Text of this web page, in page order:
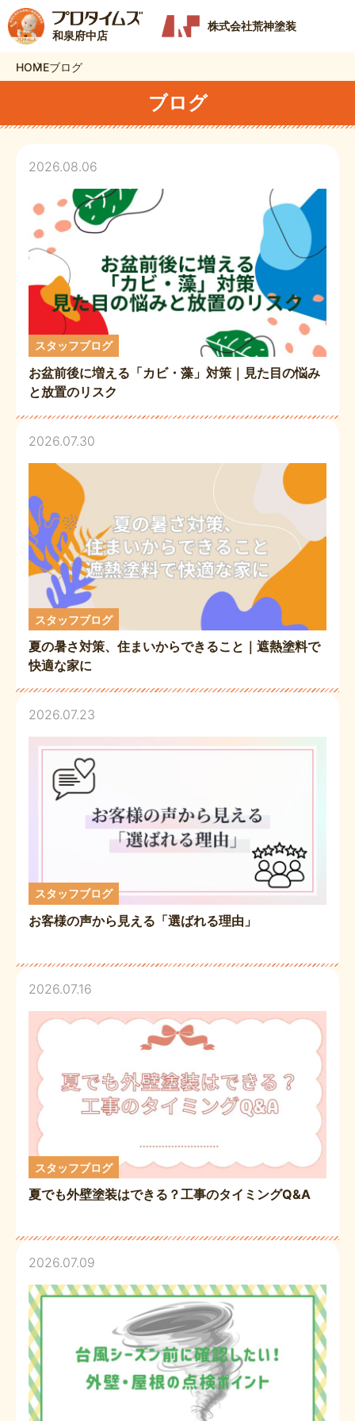
和泉府中店
株式会社荒神塗装
HOMEブログ
ブログ
2026.08.06
スタッフブログ
お盆前後に増える「カビ・藻」対策｜見た目の悩み
と放置のリスク
2026.07.30
スタッフブログ
夏の暑さ対策、住まいからできること｜遮熱塗料で
快適な家に
2026.07.23
スタッフブログ
お客様の声から見える「選ばれる理由」
2026.07.16
スタッフブログ
夏でも外壁塗装はできる？工事のタイミングQ&A
2026.07.09